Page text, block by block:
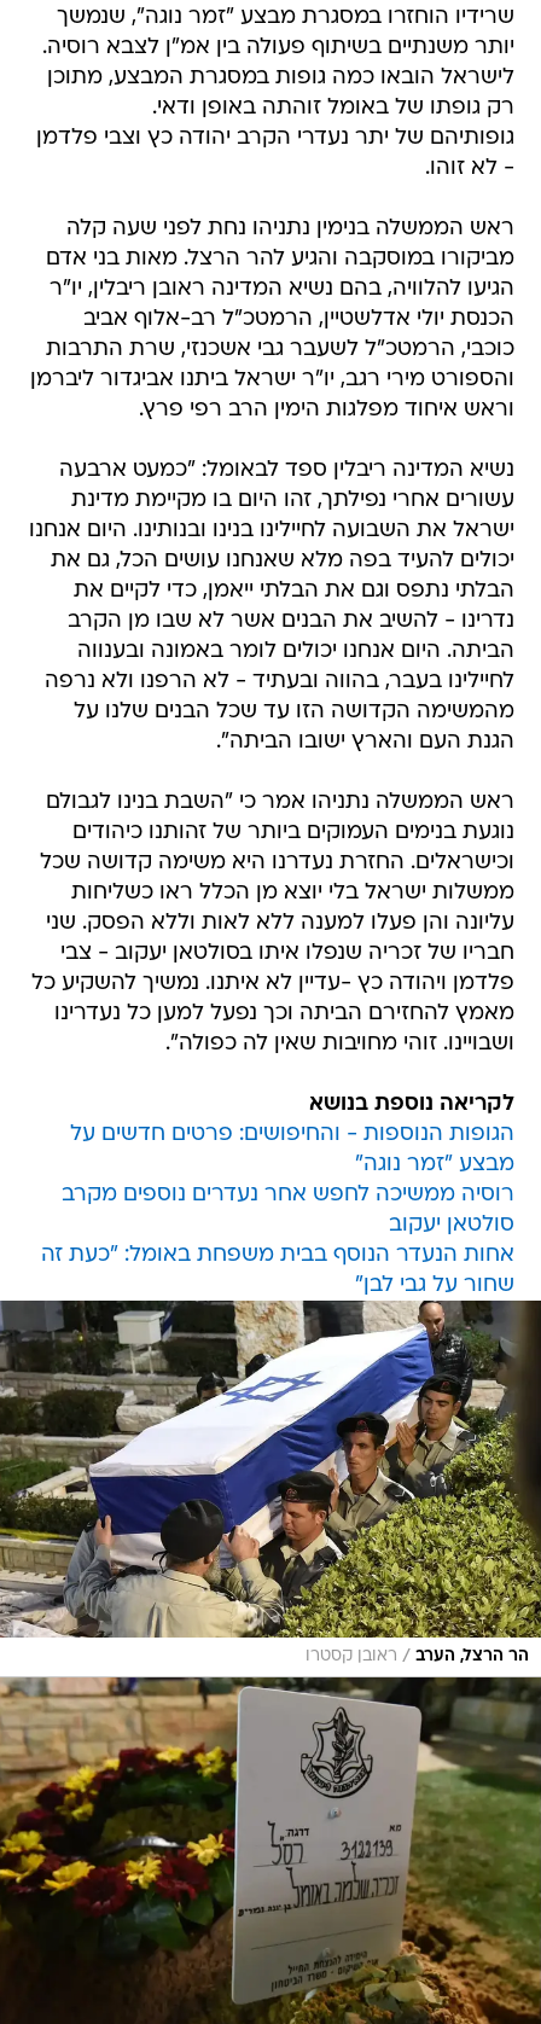
שרידיו הוחזרו במסגרת מבצע "זמר נוגה", שנמשך
יותר משנתיים בשיתוף פעולה בין אמ"ן לצבא רוסיה.
לישראל הובאו כמה גופות במסגרת המבצע, מתוכן
רק גופתו של באומל זוהתה באופן ודאי.
גופותיהם של יתר נעדרי הקרב יהודה כץ וצבי פלדמן
- לא זוהו.
ראש הממשלה בנימין נתניהו נחת לפני שעה קלה
מביקורו במוסקבה והגיע להר הרצל. מאות בני אדם
הגיעו להלוויה, בהם נשיא המדינה ראובן ריבלין, יו"ר
הכנסת יולי אדלשטיין, הרמטכ"ל רב-אלוף אביב
כוכבי, הרמטכ"ל לשעבר גבי אשכנזי, שרת התרבות
והספורט מירי רגב, יו"ר ישראל ביתנו אביגדור ליברמן
וראש איחוד מפלגות הימין הרב רפי פרץ.
נשיא המדינה ריבלין ספד לבאומל: "כמעט ארבעה
עשורים אחרי נפילתך, זהו היום בו מקיימת מדינת
ישראל את השבועה לחיילינו בנינו ובנותינו. היום אנחנו
יכולים להעיד בפה מלא שאנחנו עושים הכל, גם את
הבלתי נתפס וגם את הבלתי ייאמן, כדי לקיים את
נדרינו - להשיב את הבנים אשר לא שבו מן הקרב
הביתה. היום אנחנו יכולים לומר באמונה ובענווה
לחיילינו בעבר, בהווה ובעתיד - לא הרפנו ולא נרפה
מהמשימה הקדושה הזו עד שכל הבנים שלנו על
הגנת העם והארץ ישובו הביתה".
ראש הממשלה נתניהו אמר כי "השבת בנינו לגבולם
נוגעת בנימים העמוקים ביותר של זהותנו כיהודים
וכישראלים. החזרת נעדרנו היא משימה קדושה שכל
ממשלות ישראל בלי יוצא מן הכלל ראו כשליחות
עליונה והן פעלו למענה ללא לאות וללא הפסק. שני
חבריו של זכריה שנפלו איתו בסולטאן יעקוב - צבי
פלדמן ויהודה כץ -עדיין לא איתנו. נמשיך להשקיע כל
מאמץ להחזירם הביתה וכך נפעל למען כל נעדרינו
ושבויינו. זוהי מחויבות שאין לה כפולה".
לקריאה נוספת בנושא
הגופות הנוספות - והחיפושים: פרטים חדשים על
מבצע "זמר נוגה"
רוסיה ממשיכה לחפש אחר נעדרים נוספים מקרב
סולטאן יעקוב
אחות הנעדר הנוסף בבית משפחת באומל: "כעת זה
שחור על גבי לבן"
הר הרצל, הערב / ראובן קסטרו